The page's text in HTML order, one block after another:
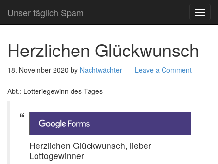
Unser täglich Spam
Herzlichen Glückwunsch
18. November 2020 by Nachtwächter Leave a Comment
Abt.: Lotteriegewinn des Tages
Herzlichen Glückwunsch, lieber
Lottogewinner